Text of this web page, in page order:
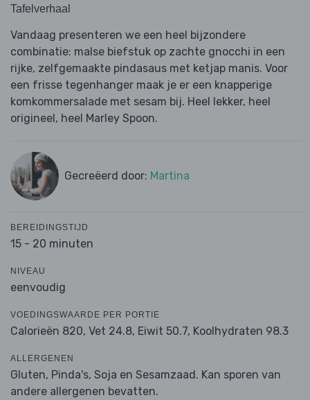
Tafelverhaal
Vandaag presenteren we een heel bijzondere
combinatie: malse biefstuk op zachte gnocchi in een
rijke, zelfgemaakte pindasaus met ketjap manis. Voor
een frisse tegenhanger maak je er een knapperige
komkommersalade met sesam bij. Heel lekker, heel
origineel, heel Marley Spoon.
Gecreëerd door: Martina
BEREIDINGSTIJD
15 - 20 minuten
NIVEAU
eenvoudig
VOEDINGSWAARDE PER PORTIE
Calorieën 820, Vet 24.8, Eiwit 50.7, Koolhydraten 98.3
ALLERGENEN
Gluten, Pinda's, Soja en Sesamzaad. Kan sporen van
andere allergenen bevatten.